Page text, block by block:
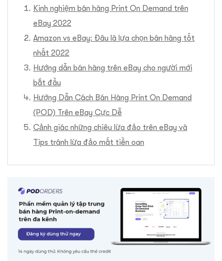
Kinh nghiệm bán hàng Print On Demand trên
eBay 2022
Amazon vs eBay: Đâu là lựa chọn bán hàng tốt
nhất 2022
Hướng dẫn bán hàng trên eBay cho người mới
bắt đầu
Hướng Dẫn Cách Bán Hàng Print On Demand
(POD) Trên eBay Cực Dễ
Cảnh giác những chiêu lừa đảo trên eBay và
Tips tránh lừa đảo mất tiền oan